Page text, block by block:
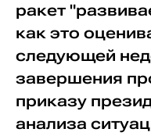
ракет
как это
следующей
завершения
приказу
анализа